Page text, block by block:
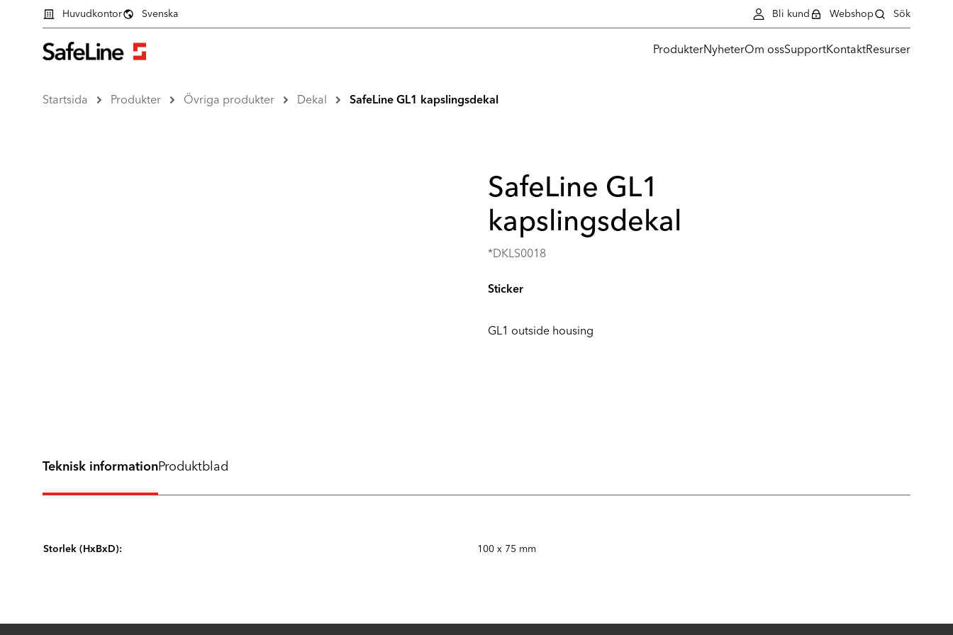
ProdukterNyheterOm ossSupportKontaktResurser
Huvudkontor Svenska Bli kund Webshop Sök
Startsida Produkter Övriga produkter Dekal SafeLine GL1 kapslingsdekal
SafeLine GL1
kapslingsdekal
*DKLS0018
Sticker
GL1 outside housing
Teknisk information
Storlek (HxBxD): 100 x 75 mm
Produktblad